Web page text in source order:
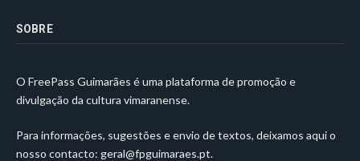
SOBRE
O FreePass Guimarães é uma plataforma de promoção e
divulgação da cultura vimaranense.
Para informações, sugestões e envio de textos, deixamos aqui o
nosso contacto: geral@fpguimaraes.pt.